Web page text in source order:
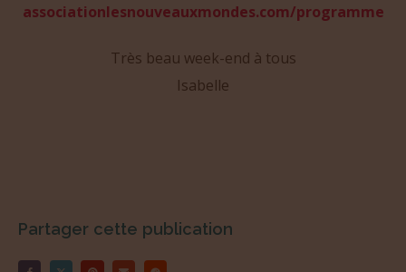
associationlesnouveauxmondes.com/programme
Très beau week-end à tous
Isabelle
Partager cette publication